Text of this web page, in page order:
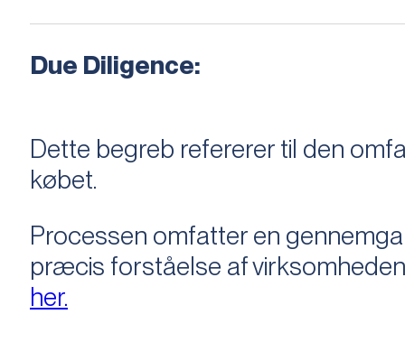
Due Diligence:
Dette begreb refererer til den
købet.
Processen omfatter en
præcis forståelse af
her.